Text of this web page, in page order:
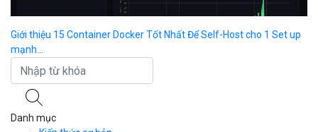
Giới thiệu 15 Container Docker Tốt Nhất Để Self-Host cho 1 Set up
mạnh...
Danh mục